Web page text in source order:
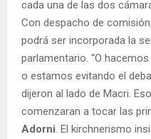
cada una de las dos
Con despacho de
podrá ser incorporada la
parlamentario. “O
o estamos evitando el
dijeron al lado de Macri.
comenzaran a tocar las
Adorni. El kirchnerismo